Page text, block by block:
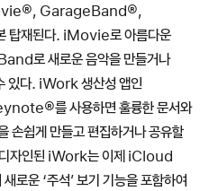
GarageBand®,
탑재된다. iMovie로 아름다운
로 새로운 음악을 만들거나
있다. iWork 생산성 앱인
를 사용하면 훌륭한 문서와
손쉽게 만들고 편집하거나 공유할
디자인된 iWork는 이제 iCloud
운 ‘주석’ 보기 기능을 포함하여